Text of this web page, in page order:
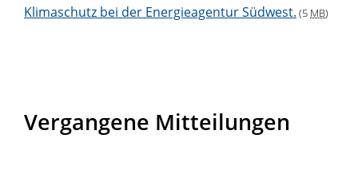
Klimaschutz bei der Energieagentur Südwest. (5 MB)
Vergangene Mitteilungen